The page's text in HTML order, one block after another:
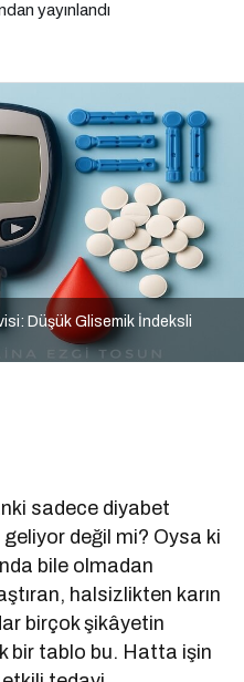
yayınlandı
Düşük Glisemik İndeksli
sadece diyabet
değil mi? Oysa ki
bile olmadan
halsizlikten karın
birçok şikâyetin
bir tablo bu. Hatta işin